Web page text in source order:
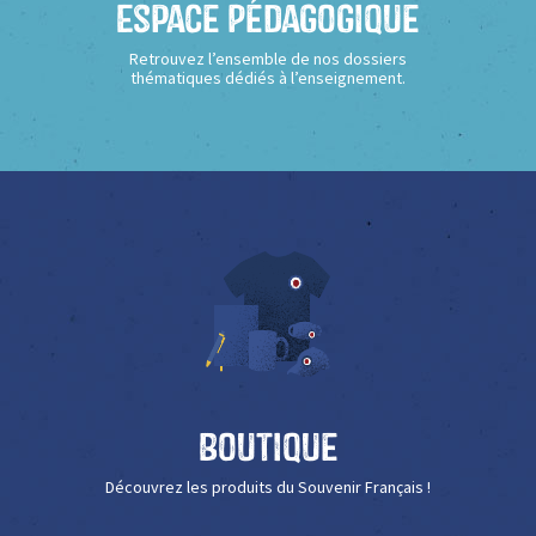
Espace Pédagogique
Retrouvez l’ensemble de nos dossiers
thématiques dédiés à l’enseignement.
Boutique
Découvrez les produits du Souvenir Français !